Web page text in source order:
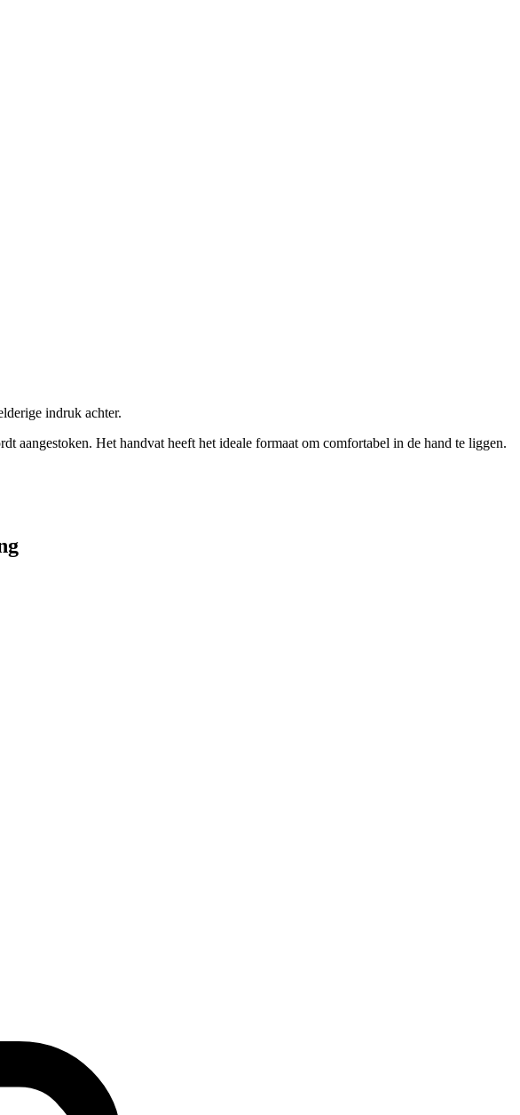
indruk achter.
aangestoken. Het handvat heeft het ideale formaat om comfortabel in de hand te liggen.